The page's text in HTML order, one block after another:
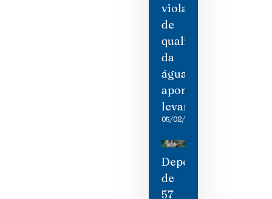
violações
de
qualidade
da
água,
aponta
levantamento
05/08/2026
Depois
de
57